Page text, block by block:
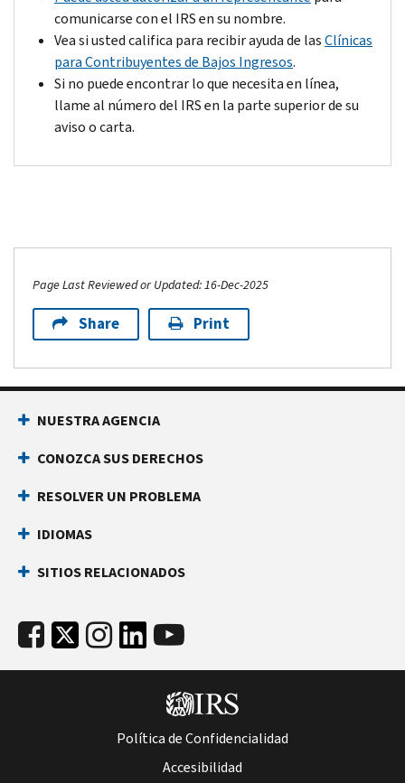
comunicarse con el IRS en su nombre.
Vea si usted califica para recibir ayuda de lasClínicas
para Contribuyentes de Bajos Ingresos.
Si no puede encontrar lo que necesita en línea,
llame al número del IRS en la parte superior de su
aviso o carta.
Page Last Reviewed or Updated: 16-Dec-2025
Share Print
NUESTRA AGENCIA
CONOZCA SUS DERECHOS
RESOLVER UN PROBLEMA
IDIOMAS
SITIOS RELACIONADOS
Política de Confidencialidad
Accesibilidad